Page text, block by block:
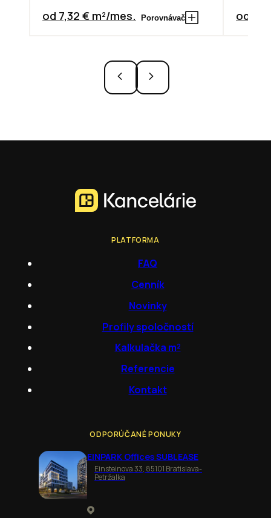
od 7,32 € m²/mes. Porovnávač od
PLATFORMA
FAQ
Cenník
Novinky
Profily spoločností
Kalkulačka m²
Referencie
Kontakt
ODPORÚČANÉ PONUKY
EINPARK Offices SUBLEASE
Einsteinova 33, 85101 Bratislava-
Petržalka